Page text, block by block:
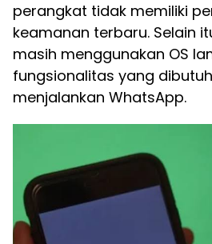
perangkat tidak memiliki
keamanan terbaru. Selain
masih menggunakan OS
fungsionalitas yang
menjalankan WhatsApp.